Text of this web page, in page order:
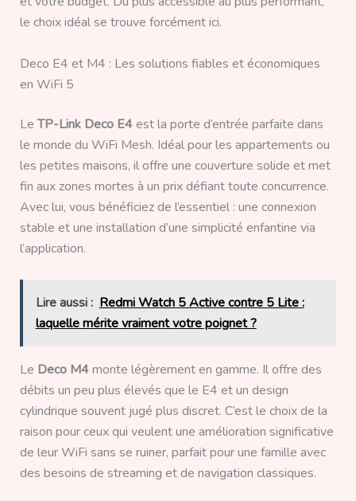
le choix idéal se trouve forcément ici.
Deco E4 et M4 : Les solutions fiables et économiques
en WiFi 5
LeTP-Link Deco E4est la porte d’entrée parfaite dans
le monde du WiFi Mesh. Idéal pour les appartements ou
les petites maisons, il offre une couverture solide et met
fin aux zones mortes à un prix défiant toute concurrence.
Avec lui, vous bénéficiez de l’essentiel : une connexion
stable et une installation d’une simplicité enfantine via
l’application.
Lire aussi : Redmi Watch 5 Active contre 5 Lite :
laquelle mérite vraiment votre poignet ?
Le Deco M4monte légèrement en gamme. Il offre des
débits un peu plus élevés que le E4 et un design
cylindrique souvent jugé plus discret. C’est le choix de la
raison pour ceux qui veulent une amélioration significative
de leur WiFi sans se ruiner, parfait pour une famille avec
des besoins de streaming et de navigation classiques.